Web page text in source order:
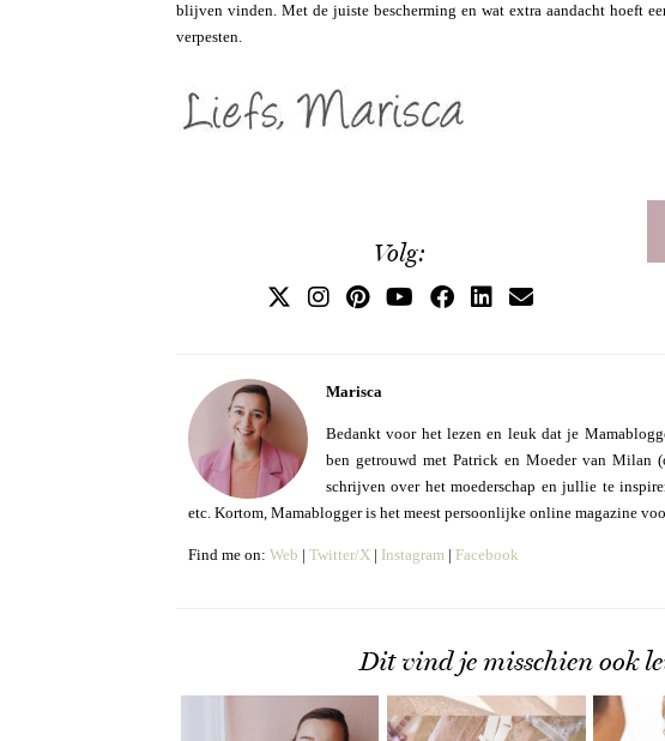
blijven vinden. Met de juiste bescherming en wat extra aandacht hoeft
verpesten.
Volg:
Marisca
Bedankt voor het lezen en leuk dat je
ben getrouwd met Patrick en Moeder van Milan
schrijven over het moederschap en jullie te
etc. Kortom, Mamablogger is het meest persoonlijke online magazine
Find me on: Web | Twitter/X | Instagram | Facebook
Dit vind je misschien ook